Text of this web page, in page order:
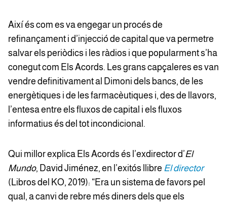
Així és com es va engegar un procés de
refinançament i d’injecció de capital que va permetre
salvar els periòdics i les ràdios i que popularment s’ha
conegut com Els Acords. Les grans capçaleres es van
vendre definitivament al Dimoni dels bancs, de les
energètiques i de les farmacèutiques i, des de llavors,
l’entesa entre els fluxos de capital i els fluxos
informatius és del tot incondicional.
Qui millor explica Els Acords és l’exdirector d’El
Mundo, David Jiménez, en l’exitós llibre El director
(Libros del KO, 2019): “Era un sistema de favors pel
qual, a canvi de rebre més diners dels que els